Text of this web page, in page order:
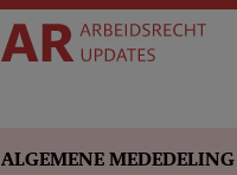
ALGEMENE MEDEDELING